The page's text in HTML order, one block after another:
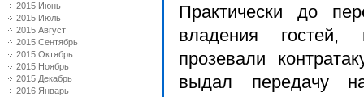
2015 Июнь
2015 Июль
2015 Август
2015 Сентябрь
2015 Октябрь
2015 Ноябрь
2015 Декабрь
2016 Январь
Практически до
владения
прозевали
выдал передачу